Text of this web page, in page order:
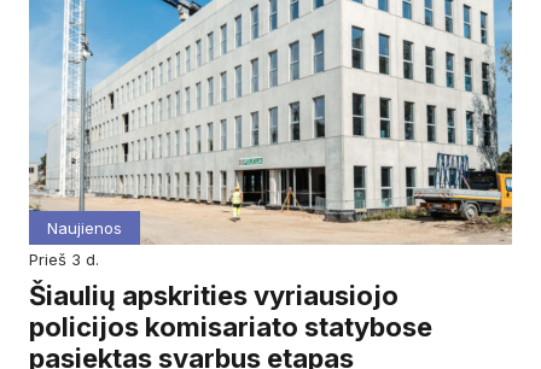
Naujienos
prieš 3 d.
Šiaulių apskrities vyriausiojo
policijos komisariato statybose
pasiektas svarbus etapas